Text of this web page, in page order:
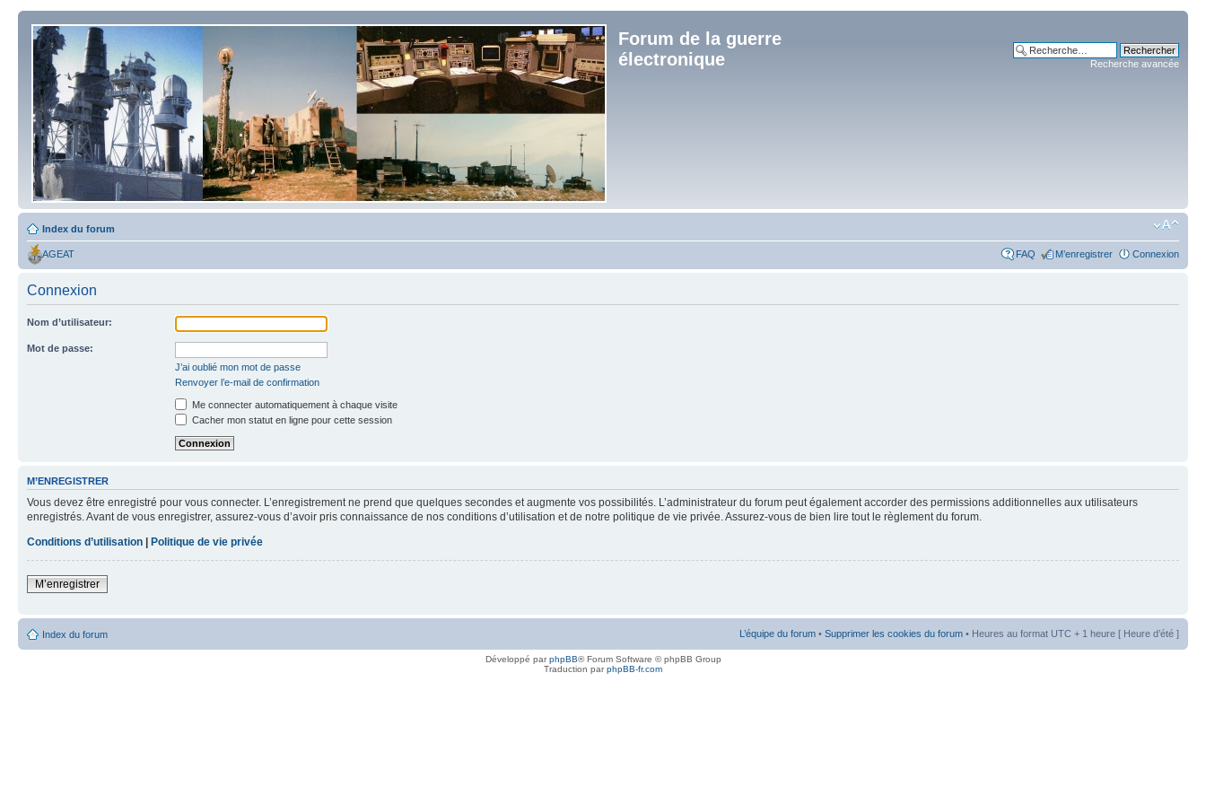
Forum de la guerre
électronique
Recherche avancée
Index du forum
AGEAT FAQ M’enregistrer Connexion
Connexion
Nom d’utilisateur:
Mot de passe:
J’ai oublié mon mot de passe
Renvoyer l’e-mail de confirmation
Me connecter automatiquement à chaque visite
Cacher mon statut en ligne pour cette session
M’ENREGISTRER
Vous devez être enregistré pour vous connecter. L’enregistrement ne prend que quelques secondes et augmente vos possibilités. L’administrateur du forum peut également accorder des permissions additionnelles aux utilisateurs
enregistrés. Avant de vous enregistrer, assurez-vous d’avoir pris connaissance de nos conditions d’utilisation et de notre politique de vie privée. Assurez-vous de bien lire tout le règlement du forum.
Conditions d’utilisation | Politique de vie privée
M’enregistrer
Index du forum L’équipe du forum • Supprimer les cookies du forum • Heures au format UTC + 1 heure [ Heure d’été ]
Développé parphpBB® Forum Software © phpBB Group
Traduction parphpBB-fr.com